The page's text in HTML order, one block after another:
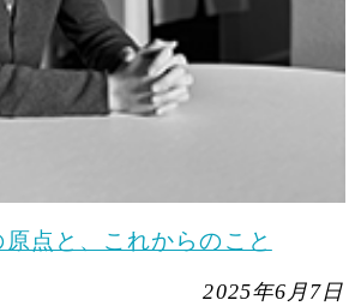
点と、これからのこと
2025年6月7日